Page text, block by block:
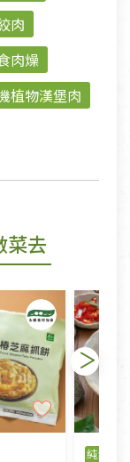
肉
肉燥
植物漢堡肉
菜去
純素